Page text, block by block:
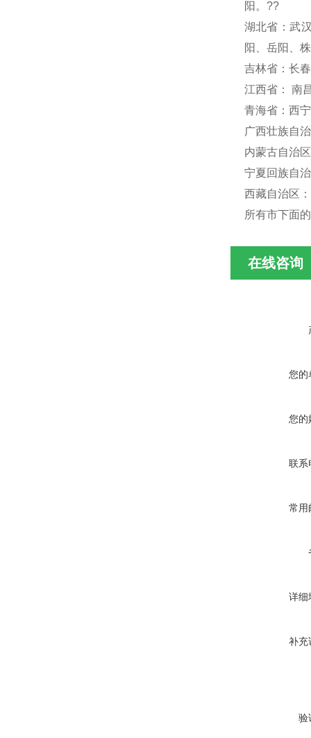
阳。??
湖北省：武
阳、岳阳、
吉林省：长
江西省： 南
青海省：西
广西壮族自
内蒙古自治
宁夏回族自
西藏自治区
所有市下面
在线咨询
您的
您的
联系
常用
详细
补充
验